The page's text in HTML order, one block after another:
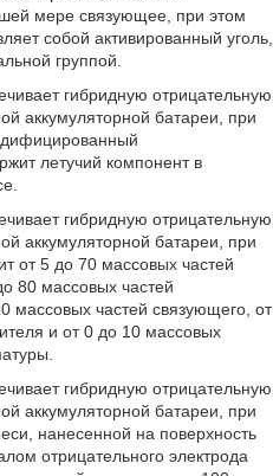
мере связующее, при этом
собой активированный уголь,
группой.
гибридную отрицательную
аккумуляторной батареи, при
летучий компонент в
гибридную отрицательную
аккумуляторной батареи, при
от 5 до 70 массовых частей
80 массовых частей
массовых частей связующего, от
и от 0 до 10 массовых
гибридную отрицательную
аккумуляторной батареи, при
нанесенной на поверхность
отрицательного электрода